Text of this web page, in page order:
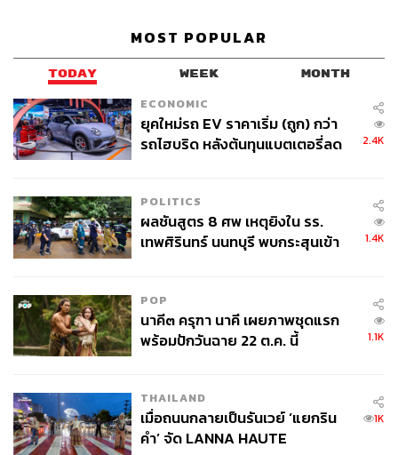
ให้มีการใช้สิทธิ 99 ปี สำหรับที่ดินรัฐ หรือโอนที่ดิน
เอกชนให้กรมธนารักษ์แล้วให้สิทธิใช้ 99 ปี แทนการ
ซื้อขาด
พลังงาน: เพิ่มปริมาณไฟฟ้าให้เพียงพอ และมีราคา
เหมาะสม ส่งเสริมให้มีการใช้พลังงานสะอาด (Green
แก๊ส
น้ำ : ต้องมีการบริหารจัดการน้ำที่ดี ทั้งจากภาครัฐ ซึ่ง
มีหน้าที่ดูแลแหล่งน้ำ และรัฐวิสาหกิจ หรือการนิคม ที่
รับผิดชอบดูแลการจัดส่งน้ำเพื่อการอุปโภคบริโภค
Business): ต้องลดความซับซ้อนของกฎระเบียบและขั้น
ตอนการอนุมัติต่าง ๆ รวมถึงการปรับปรุงการทำงาน
ของกรมศุลกากรและการอนุญาต
ตั้งเป้าลงทุนรวม 35% ของ GDP
MOST POPULAR
TODAY WEEK MONTH
ECONOMIC
ยุคใหม่รถ EV ราคาเริ่ม (ถูก) กว่า
รถไฮบริด หลังต้นทุนแบตเตอรี่ลด
2.4K
POLITICS
ผลชันสูตร 8 ศพ เหตุยิงใน รร.
เทพศิรินทร์ นนทบุรี พบกระสุนเข้า
1.4K
POP
นาคี๓ ครุฑา นาคี เผยภาพชุดแรก
พร้อมปักวันฉาย 22 ต.ค. นี้
1.1K
THAILAND
เมื่อถนนกลายเป็นรันเวย์ ‘แยกริน
คำ’ จัด LANNA HAUTE
1K